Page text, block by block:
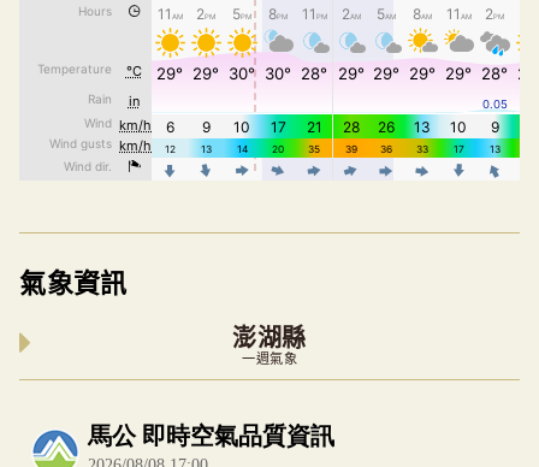
氣象資訊
澎湖縣
一週氣象
內嵌空氣品質小工具為視覺預覽，完整即時空